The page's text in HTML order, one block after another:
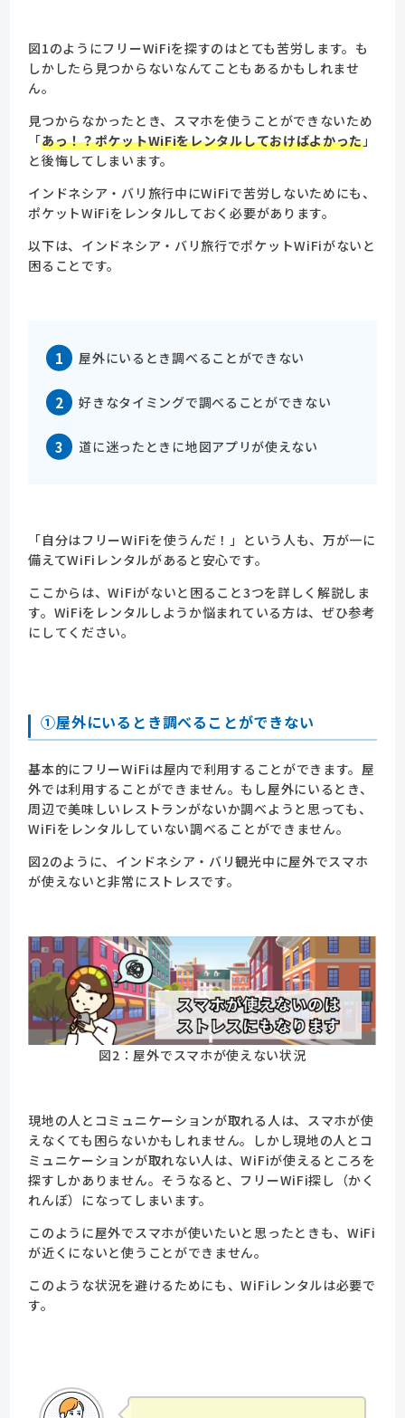
図1のようにフリーWiFiを探すのはとても苦労します。も
しかしたら見つからないなんてこともあるかもしれませ
ん。
見つからなかったとき、スマホを使うことができないため
「あっ！？ポケットWiFiをレンタルしておけばよかった」
と後悔してしまいます。
インドネシア・バリ旅行中にWiFiで苦労しないためにも、
ポケットWiFiをレンタルしておく必要があります。
以下は、インドネシア・バリ旅行でポケットWiFiがないと
困ることです。
屋外にいるとき調べることができない
好きなタイミングで調べることができない
道に迷ったときに地図アプリが使えない
「自分はフリーWiFiを使うんだ！」という人も、万が一に
備えてWiFiレンタルがあると安心です。
ここからは、WiFiがないと困ること3つを詳しく解説しま
す。WiFiをレンタルしようか悩まれている方は、ぜひ参考
にしてください。
①屋外にいるとき調べることができない
基本的にフリーWiFiは屋内で利用することができます。屋
外では利用することができません。もし屋外にいるとき、
周辺で美味しいレストランがないか調べようと思っても、
WiFiをレンタルしていない調べることができません。
図2のように、インドネシア・バリ観光中に屋外でスマホ
が使えないと非常にストレスです。
図2：屋外でスマホが使えない状況
現地の人とコミュニケーションが取れる人は、スマホが使
えなくても困らないかもしれません。しかし現地の人とコ
ミュニケーションが取れない人は、WiFiが使えるところを
探すしかありません。そうなると、フリーWiFi探し（かく
れんぼ）になってしまいます。
このように屋外でスマホが使いたいと思ったときも、WiFi
が近くにないと使うことができません。
このような状況を避けるためにも、WiFiレンタルは必要で
す。